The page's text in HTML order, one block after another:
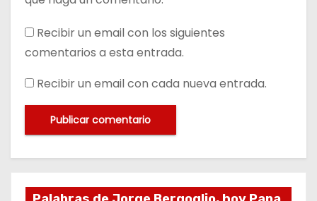
Recibir un email con los siguientes
comentarios a esta entrada.
Recibir un email con cada nueva entrada.